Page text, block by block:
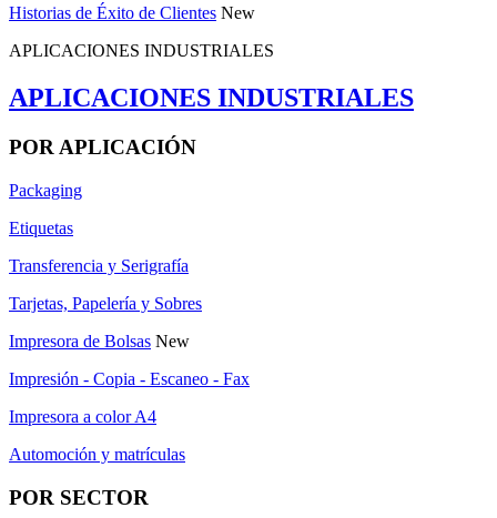
Historias de Éxito de Clientes New
APLICACIONES INDUSTRIALES
APLICACIONES INDUSTRIALES
POR APLICACIÓN
Packaging
Etiquetas
Transferencia y Serigrafía
Tarjetas, Papelería y Sobres
Impresora de Bolsas New
Impresión - Copia - Escaneo - Fax
Impresora a color A4
Automoción y matrículas
POR SECTOR